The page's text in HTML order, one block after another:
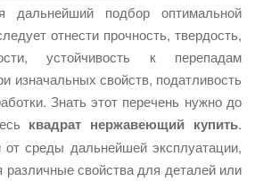
дальнейший подбор оптимальной
отнести прочность, твердость,
устойчивость к перепадам
изначальных свойств, податливость
Знать этот перечень нужно до
квадрат нержавеющий купить.
среды дальнейшей эксплуатации,
различные свойства для деталей или